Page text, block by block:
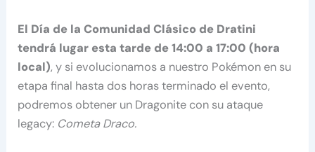
El Día de la Comunidad Clásico de Dratini
tendrá lugar esta tarde de 14:00 a 17:00 (hora
local), y si evolucionamos a nuestro Pokémon en su
etapa final hasta dos horas terminado el evento,
podremos obtener un Dragonite con su ataque
legacy: Cometa Draco.